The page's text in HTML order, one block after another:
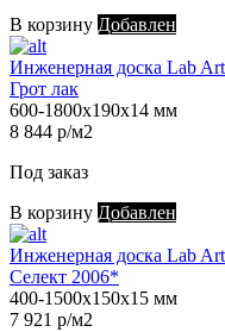
В корзину Добавлен
Инженерная доска Lab
Грот лак
600-1800х190х14 мм
8 844 р/м2
Под заказ
В корзину Добавлен
Инженерная доска Lab
Селект 2006*
400-1500х150х15 мм
7 921 р/м2